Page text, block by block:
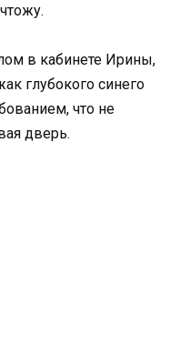
в кабинете Ирины,
глубокого синего
что не
дверь.